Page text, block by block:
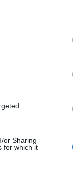
or Sharing
for which it
Mi
a